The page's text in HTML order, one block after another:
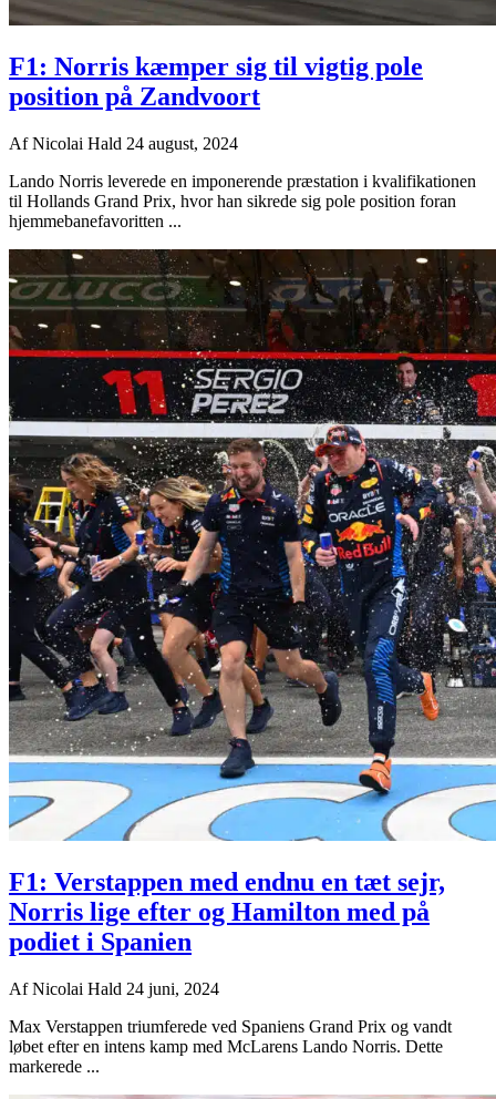
F1: Norris kæmper sig til vigtig pole
position på Zandvoort
AfNicolai Hald 24 august, 2024
Lando Norris leverede en imponerende præstation i kvalifikationen
til Hollands Grand Prix, hvor han sikrede sig pole position foran
hjemmebanefavoritten ...
F1: Verstappen med endnu en tæt sejr,
Norris lige efter og Hamilton med på
podiet i Spanien
AfNicolai Hald 24 juni, 2024
Max Verstappen triumferede ved Spaniens Grand Prix og vandt
løbet efter en intens kamp med McLarens Lando Norris. Dette
markerede ...